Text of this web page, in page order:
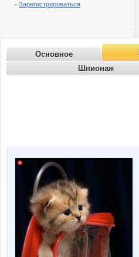
- Зарегистрироваться
Основное
Шпионаж